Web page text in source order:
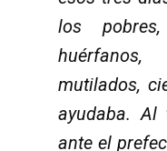
los
huérfanos,
mutilados,
ayudaba. Al
ante el